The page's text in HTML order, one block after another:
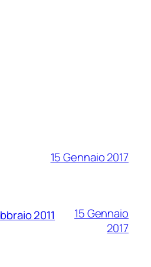
15 Gennaio 2017
2011
15 Gennaio
2017